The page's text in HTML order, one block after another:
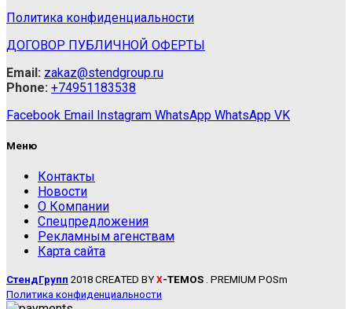
Политика конфиденциальности
ДОГОВОР ПУБЛИЧНОЙ ОФЕРТЫ
Email: zakaz@stendgroup.ru
Phone: +74951183538
Facebook Email Instagram WhatsApp WhatsApp VK
Меню
Контакты
Новости
О Компании
Спецпредложения
Рекламным агенствам
Карта сайта
СтендГрупп 2018 CREATED BY X-TEMOS . PREMIUM POSm
Политика конфиденциальности